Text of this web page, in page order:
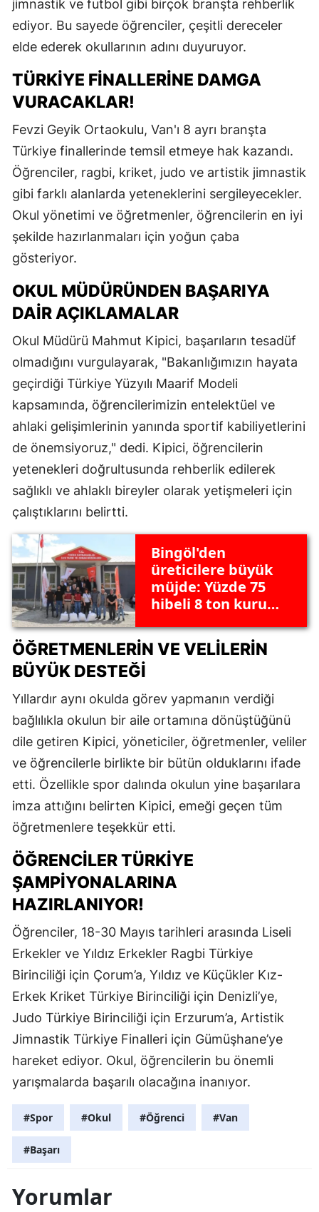
jimnastik ve futbol gibi birçok branşta rehberlik
ediyor. Bu sayede öğrenciler, çeşitli dereceler
elde ederek okullarının adını duyuruyor.
TÜRKIYE FINALLERINE DAMGA
VURACAKLAR!
Fevzi Geyik Ortaokulu, Van'ı 8 ayrı branşta
Türkiye finallerinde temsil etmeye hak kazandı.
Öğrenciler, ragbi, kriket, judo ve artistik jimnastik
gibi farklı alanlarda yeteneklerini sergileyecekler.
Okul yönetimi ve öğretmenler, öğrencilerin en iyi
şekilde hazırlanmaları için yoğun çaba
gösteriyor.
OKUL MÜDÜRÜNDEN BAŞARIYA
DAIR AÇIKLAMALAR
Okul Müdürü Mahmut Kipici, başarıların tesadüf
olmadığını vurgulayarak, "Bakanlığımızın hayata
geçirdiği Türkiye Yüzyılı Maarif Modeli
kapsamında, öğrencilerimizin entelektüel ve
ahlaki gelişimlerinin yanında sportif kabiliyetlerini
de önemsiyoruz," dedi. Kipici, öğrencilerin
yetenekleri doğrultusunda rehberlik edilerek
sağlıklı ve ahlaklı bireyler olarak yetişmeleri için
çalıştıklarını belirtti.
Bingöl'den
üreticilere büyük
müjde: Yüzde 75
hibeli 8 ton kuru
dağıtıldı
ÖĞRETMENLERIN VE VELILERIN
BÜYÜK DESTEĞI
Yıllardır aynı okulda görev yapmanın verdiği
bağlılıkla okulun bir aile ortamına dönüştüğünü
dile getiren Kipici, yöneticiler, öğretmenler, veliler
ve öğrencilerle birlikte bir bütün olduklarını ifade
etti. Özellikle spor dalında okulun yine başarılara
imza attığını belirten Kipici, emeği geçen tüm
öğretmenlere teşekkür etti.
ÖĞRENCILER TÜRKIYE
ŞAMPIYONALARINA
HAZIRLANIYOR!
Öğrenciler, 18-30 Mayıs tarihleri arasında Liseli
Erkekler ve Yıldız Erkekler Ragbi Türkiye
Birinciliği için Çorum’a, Yıldız ve Küçükler Kız-
Erkek Kriket Türkiye Birinciliği için Denizli’ye,
Judo Türkiye Birinciliği için Erzurum’a, Artistik
Jimnastik Türkiye Finalleri için Gümüşhane’ye
hareket ediyor. Okul, öğrencilerin bu önemli
yarışmalarda başarılı olacağına inanıyor.
#Spor #Okul #Öğrenci #Van
#Başarı
Yorumlar